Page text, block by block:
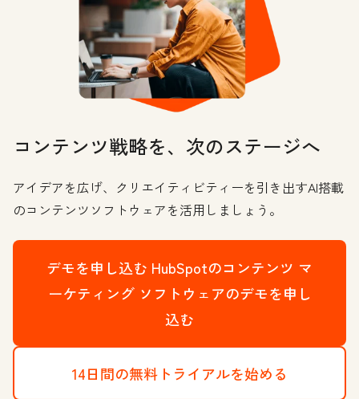
コンテンツ戦略を、次のステージへ
アイデアを広げ、クリエイティビティーを引き出すAI搭載
のコンテンツソフトウェアを活用しましょう。
デモを申し込む HubSpotのコンテンツ マ
ーケティング ソフトウェアのデモを申し
込む
14日間の無料トライアルを始める